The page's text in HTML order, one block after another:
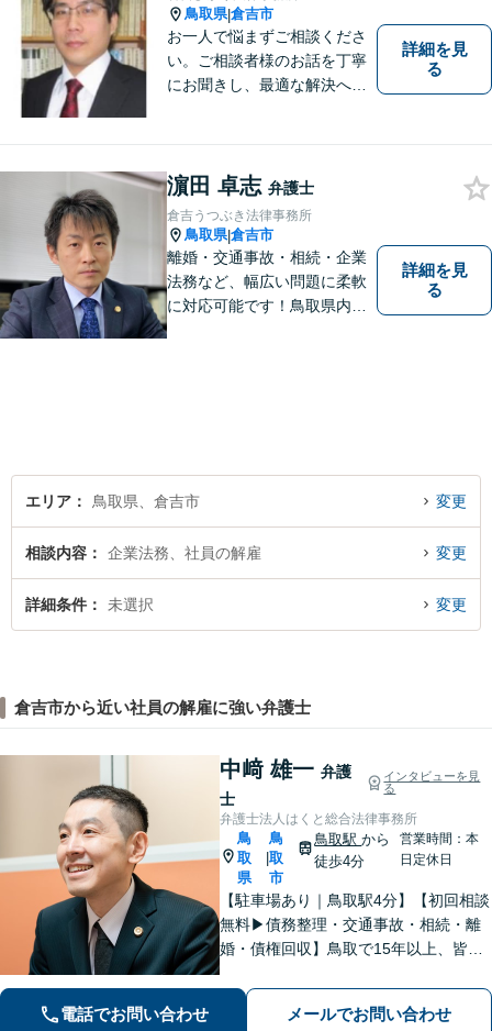
鳥取県|倉吉市
お一人で悩まずご相談くださ
い。ご相談者様のお話を丁寧
にお聞きし、最適な解決へと
詳細を見
る
濵田 卓志 弁護士
倉吉うつぶき法律事務所
鳥取県|倉吉市
離婚・交通事故・相続・企業
法務など、幅広い問題に柔軟
に対応可能です！鳥取県内の
詳細を見
る
エリア 鳥取県、倉吉市 変更
相談内容 企業法務、社員の解雇 変更
詳細条件 未選択 変更
倉吉市から近い社員の解雇に強い弁護士
中﨑 雄一 弁護
士
インタビューを見
る
弁護士法人はくと総合法律事務所
鳥
取
県
鳥
取
市
鳥取駅から
徒歩4分
営業時間：本
日定休日
【駐車場あり｜鳥取駅4分】【初回相談
無料▶︎債務整理・交通事故・相続・離
婚・債権回収】鳥取で15年以上、皆さ
ュニケーションを大切にし、お悩みに
真摯に寄り添います。どんな些細なこ
電話でお問い合わせ メールでお問い合わせ